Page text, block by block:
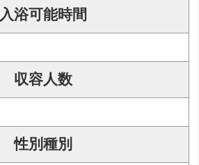
入浴可能時間
収容人数
性別種別